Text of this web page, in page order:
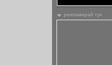
рекламирай тук